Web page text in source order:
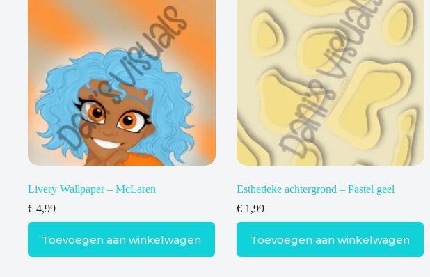
Livery Wallpaper – McLaren
€ 4,99
Toevoegen aan winkelwagen
Esthetieke achtergrond – Pastel geel
€1,99
Toevoegen aan winkelwagen